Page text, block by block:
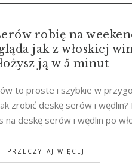
robię na
jak z włoskiej
ją w 5 minut
to proste i szybkie w
zrobić deskę serów i wędlin?
deskę serów i wędlin po
PRZECZYTAJ WIĘCEJ